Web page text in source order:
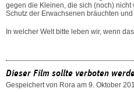
gegen die Kleinen, die sich (noch)
Schutz der Erwachsenen bräuchten
In welcher Welt bitte leben wir, wenn
Dieser Film sollte verboten
Gespeichert von Rora am 9. Oktober